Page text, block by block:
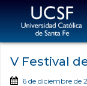
V Festival
6 de diciembre de